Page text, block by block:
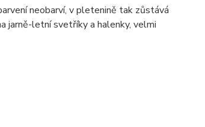
neobarví, v pletenině tak zůstává
jarně-letní svetříky a halenky, velmi